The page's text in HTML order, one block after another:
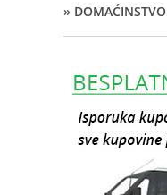
» DOMAĆINSTVO